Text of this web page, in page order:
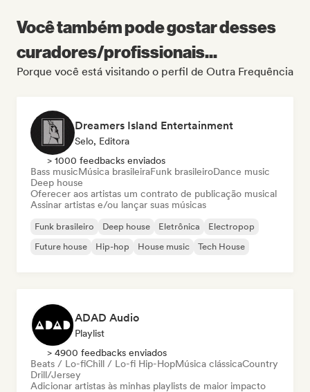
Você também pode gostar desses
curadores/profissionais...
Porque você está visitando o perfil de Outra Frequência
Dreamers Island Entertainment
Selo, Editora
> 1000 feedbacks enviados
Bass musicMúsica brasileiraFunk brasileiroDance music
Deep house
Oferecer aos artistas um contrato de publicação musical
Assinar artistas e/ou lançar suas músicas
Funk brasileiro Deep house Eletrônica
Electropop
Future house
Hip-hop House music Tech House
ADAD Audio
Playlist
> 4900 feedbacks enviados
Beats / Lo-fiChill / Lo-fi Hip-HopMúsica clássicaCountry
Drill/Jersey
Adicionar artistas às minhas playlists de maior impacto